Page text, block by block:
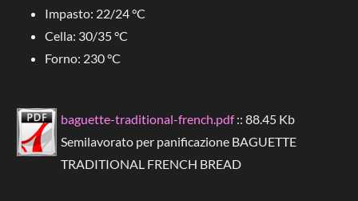
Impasto: 22/24 °C
Cella: 30/35 °C
Forno: 230 °C
baguette-traditional-french.pdf:: 88.45 Kb
Semilavorato per panificazione BAGUETTE
TRADITIONAL FRENCH BREAD